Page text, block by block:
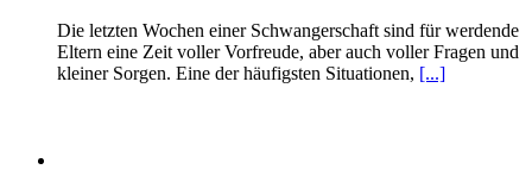
Die letzten Wochen einer Schwangerschaft sind für werdende
Eltern eine Zeit voller Vorfreude, aber auch voller Fragen und
kleiner Sorgen. Eine der häufigsten Situationen, [...]